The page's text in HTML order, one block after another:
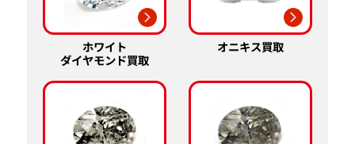
ホワイト
ダイヤモンド買取
オニキス買取